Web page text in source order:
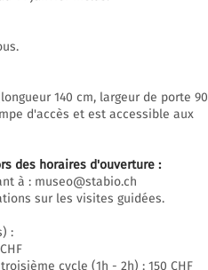
140 cm, largeur de porte 90
d'accès et est accessible aux
des horaires d'ouverture :
à : museo@stabio.ch
sur les visites guidées.
:
cycle (1h - 2h) : 150 CHF